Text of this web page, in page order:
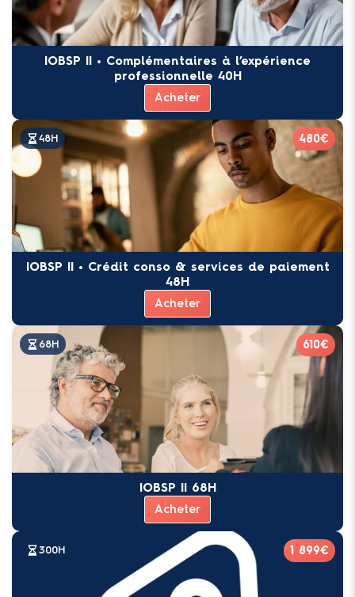
IOBSP II • Complémentaires à l’expérience
professionnelle 40H
Acheter
48H 480€
IOBSP II • Crédit conso & services de paiement
48H
Acheter
68H 610€
IOBSP II 68H
Acheter
300H 1 899€